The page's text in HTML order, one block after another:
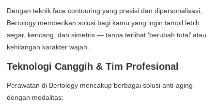
Dengan teknik face contouring yang presisi dan dipersonalisasi,
Bertology memberikan solusi bagi kamu yang ingin tampil lebih
segar, kencang, dan simetris — tanpa terlihat ‘berubah total’ atau
kehilangan karakter wajah.
Teknologi Canggih & Tim Profesional
Perawatan di Bertology mencakup berbagai solusi anti-aging
dengan modalitas: